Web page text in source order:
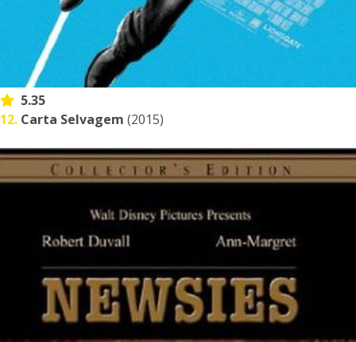
5.35
12. Carta Selvagem (2015)